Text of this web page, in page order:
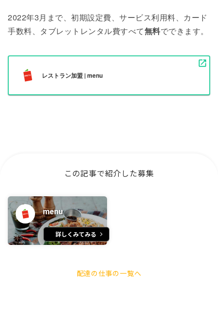
2022年3月まで、初期設定費、サービス利用料、カード
手数料、タブレットレンタル費すべて無料でできます。
レストラン加盟 | menu
この記事で紹介した募集
menu
詳しくみてみる
配達の仕事の一覧へ